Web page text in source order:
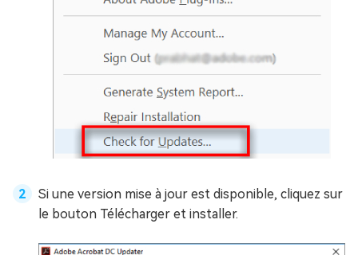
Si une version mise à jour est disponible, cliquez sur
le bouton Télécharger et installer.